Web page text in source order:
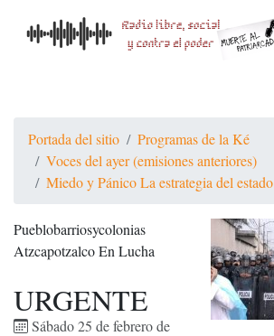
Portada del sitio
Programas de la Ké
Voces del ayer (emisiones anteriores)
Miedo y Pánico La estrategia del estado
Pueblobarriosycolonias
Atzcapotzalco En Lucha
URGENTE
Sábado 25 de febrero de